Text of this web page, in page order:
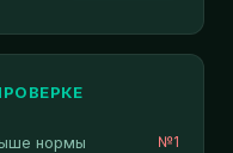
нормы №1